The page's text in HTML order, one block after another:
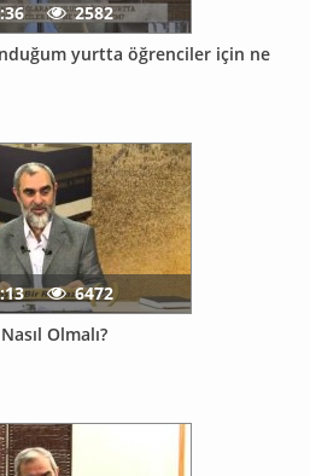
yurtta öğrenciler için ne
2582
Olmalı?
6472